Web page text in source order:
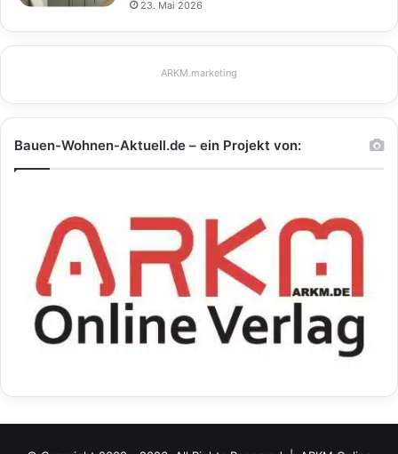
23. Mai 2026
ARKM.marketing
Bauen-Wohnen-Aktuell.de – ein Projekt von: